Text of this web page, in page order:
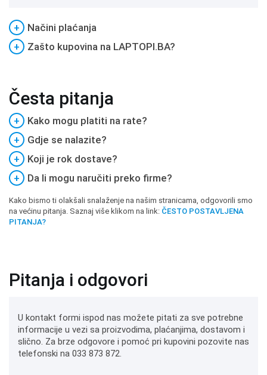
+
Načini plaćanja
+
Zašto kupovina na LAPTOPI.BA?
Česta pitanja
+
Kako mogu platiti na rate?
+
Gdje se nalazite?
+
Koji je rok dostave?
+
Da li mogu naručiti preko firme?
Kako bismo ti olakšali snalaženje na našim stranicama, odgovorili smo
na većinu pitanja. Saznaj više klikom na link: ČESTO POSTAVLJENA
PITANJA?
Pitanja i odgovori
U kontakt formi ispod nas možete pitati za sve potrebne
informacije u vezi sa proizvodima, plaćanjima, dostavom i
slično. Za brze odgovore i pomoć pri kupovini pozovite nas
telefonski na 033 873 872.